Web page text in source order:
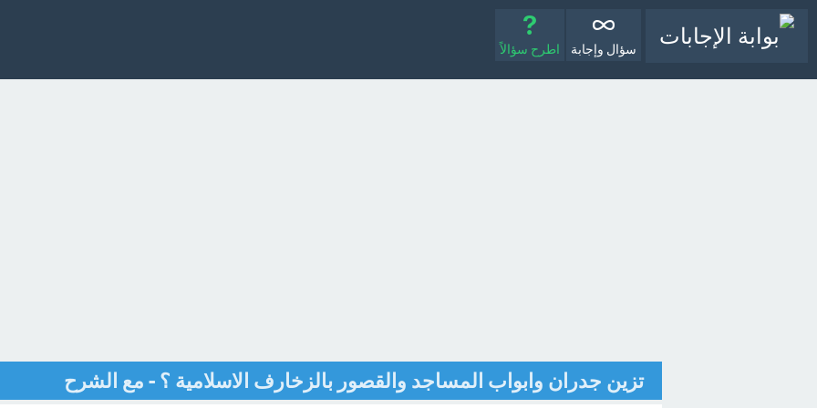
سؤال وإجابة اطرح سؤالاً
تزين جدران وابواب المساجد والقصور بالزخارف الاسلامية ؟ - مع الشرح